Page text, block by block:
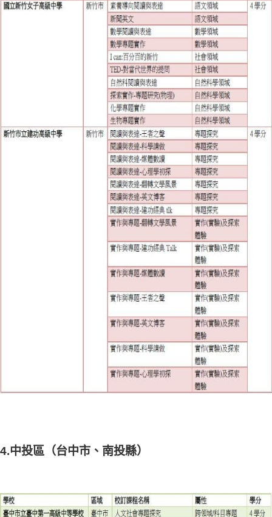
4.中投區（台中市、南投縣）